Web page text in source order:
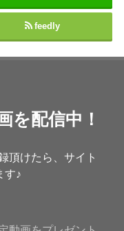
feedly
を配信中！
頂けたら、サイト
す♪